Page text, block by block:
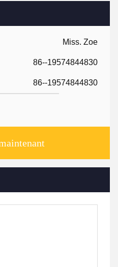
Miss. Zoe
86--19574844830
86--19574844830